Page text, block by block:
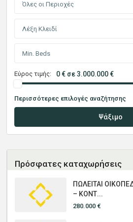
Όλες οι Περιοχές
Min. Beds
Εύρος τιμής: 0 € σε 3.000.000 €
Περισσότερες επιλογές αναζήτησης
Ψάξιμο
Πρόσφατες καταχωρήσεις
ΠΩΛΕΙΤΑΙ
– ΚΟΝΤ...
280.000 €